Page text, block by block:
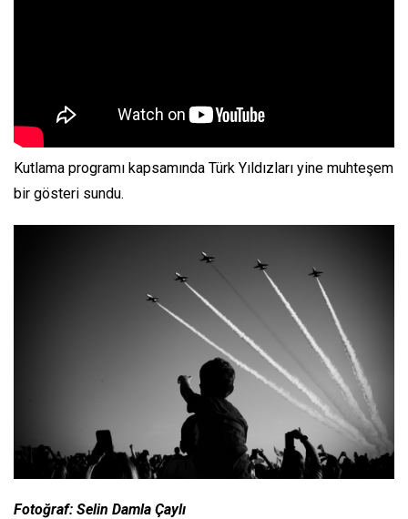
Kutlama programı kapsamında Türk Yıldızları yine muhteşem
bir gösteri sundu.
Fotoğraf: Selin Damla Çaylı